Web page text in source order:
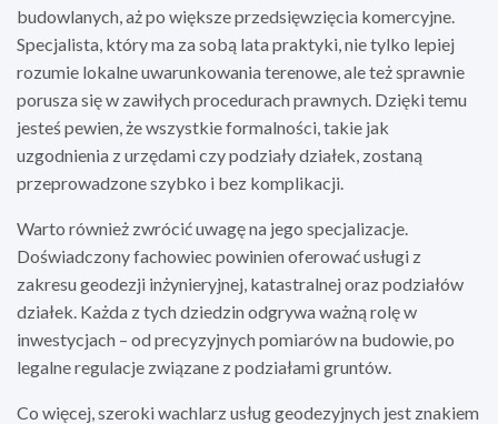
budowlanych, aż po większe przedsięwzięcia komercyjne.
Specjalista, który ma za sobą lata praktyki, nie tylko lepiej
rozumie lokalne uwarunkowania terenowe, ale też sprawnie
porusza się w zawiłych procedurach prawnych. Dzięki temu
jesteś pewien, że wszystkie formalności, takie jak
uzgodnienia z urzędami czy podziały działek, zostaną
przeprowadzone szybko i bez komplikacji.
Warto również zwrócić uwagę na jego specjalizacje.
Doświadczony fachowiec powinien oferować usługi z
zakresu geodezji inżynieryjnej, katastralnej oraz podziałów
działek. Każda z tych dziedzin odgrywa ważną rolę w
inwestycjach – od precyzyjnych pomiarów na budowie, po
legalne regulacje związane z podziałami gruntów.
Co więcej, szeroki wachlarz usług geodezyjnych jest znakiem